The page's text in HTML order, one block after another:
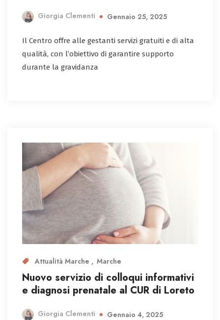
Giorgia Clementi Gennaio 25, 2025
Il Centro offre alle gestanti servizi gratuiti e di alta
qualità, con l’obiettivo di garantire supporto
durante la gravidanza
Attualità Marche Marche
Nuovo servizio di colloqui informativi
e diagnosi prenatale al CUR di Loreto
Giorgia Clementi Gennaio 4, 2025